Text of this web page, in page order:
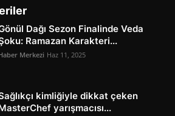
Dağı Sezon Finalinde Veda
Ramazan Karakteri...
Merkezi Haz 11, 2025
kimliğiyle dikkat çeken
yarışmacısı...